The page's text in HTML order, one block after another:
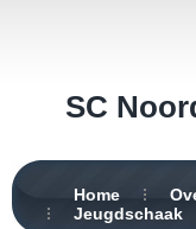
SC
Home
Jeugdschaak